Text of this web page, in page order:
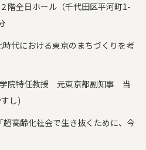
全日ホール（千代田区平河町1-
代における東京のまちづくりを考
任教授 元東京都副知事 当
し)
超高齢化社会で生き抜くために、今